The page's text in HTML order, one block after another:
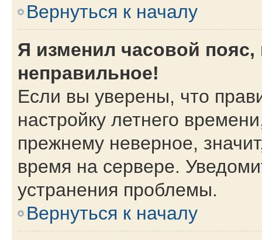
Вернуться к началу
Я изменил часовой
неправильное!
Если вы уверены, что
настройку летнего
прежнему неверное,
время на сервере.
устранения проблемы.
Вернуться к началу